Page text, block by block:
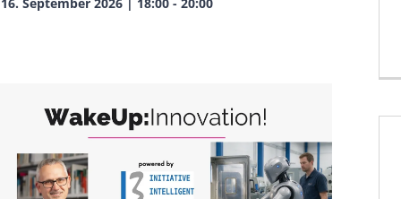
16. September 2026 | 18:00- 20:00